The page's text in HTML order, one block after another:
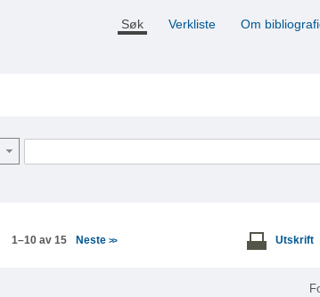
Søk Verkliste Om
1–10 av 15 Neste>> Utskrift